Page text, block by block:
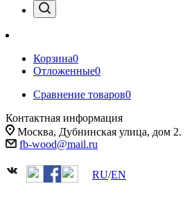
Корзина0
Отложенные0
Сравнение товаров0
Контактная информация
Москва, Дубнинская улица, дом 2.
fb-wood@mail.ru
RU/EN